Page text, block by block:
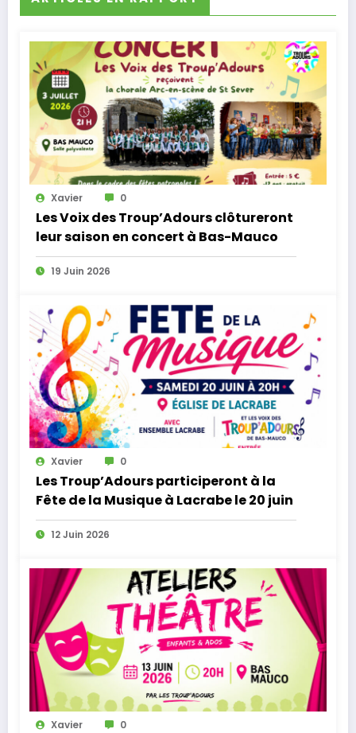
Xavier 0
Les Voix des Troup’Adours clôtureront
leur saison en concert à Bas-Mauco
19 Juin 2026
Xavier 0
Les Troup’Adours participeront à la
Fête de la Musique à Lacrabe le 20 juin
12 Juin 2026
Xavier 0